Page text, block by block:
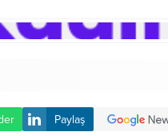
Paylaş